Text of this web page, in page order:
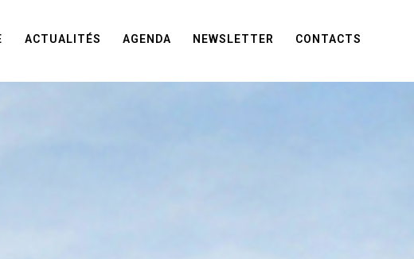
ACTUALITÉS AGENDA NEWSLETTER CONTACTS